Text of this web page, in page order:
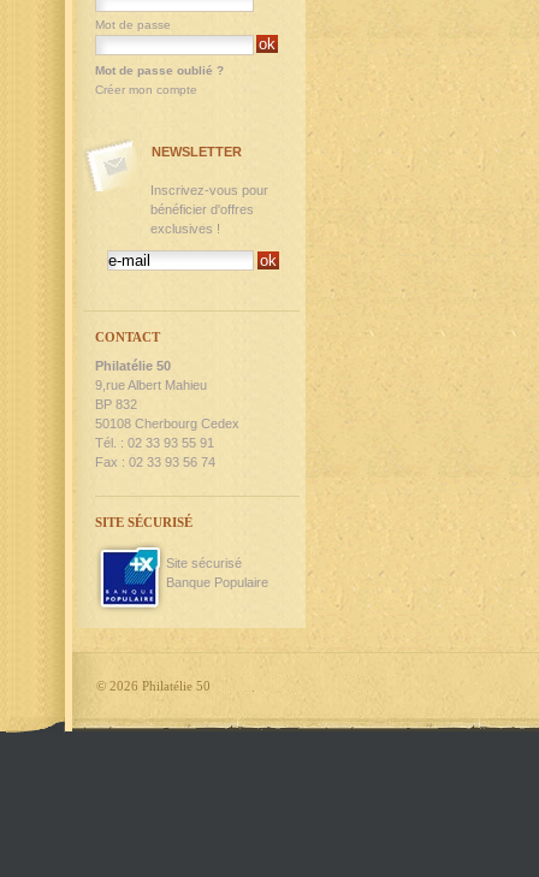
Mot de passe
Mot de passe oublié ?
Créer mon compte
NEWSLETTER
Inscrivez-vous pour
bénéficier d'offres
exclusives !
CONTACT
Philatélie 50
9,rue Albert Mahieu
BP 832
50108 Cherbourg Cedex
Tél. : 02 33 93 55 91
Fax : 02 33 93 56 74
SITE SÉCURISÉ
Site sécurisé
Banque Populaire
© 2026 Philatélie 50